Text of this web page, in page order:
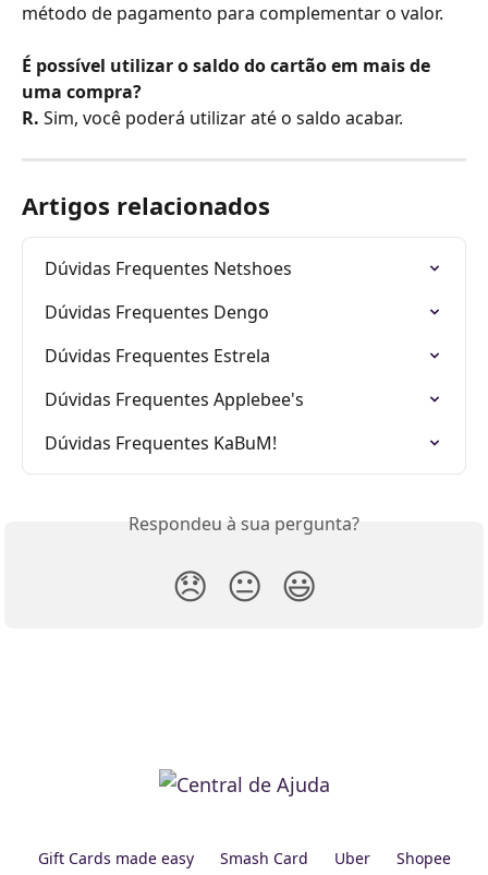
método de pagamento para complementar o valor.
É possível utilizar o saldo do cartão em mais de
uma compra?
R. Sim, você poderá utilizar até o saldo acabar.
Artigos relacionados
Dúvidas Frequentes Netshoes
Dúvidas Frequentes Dengo
Dúvidas Frequentes Estrela
Dúvidas Frequentes Applebee's
Dúvidas Frequentes KaBuM!
Respondeu à sua pergunta?
😞 😐 😃
Gift Cards made easy Smash Card Uber
Shopee